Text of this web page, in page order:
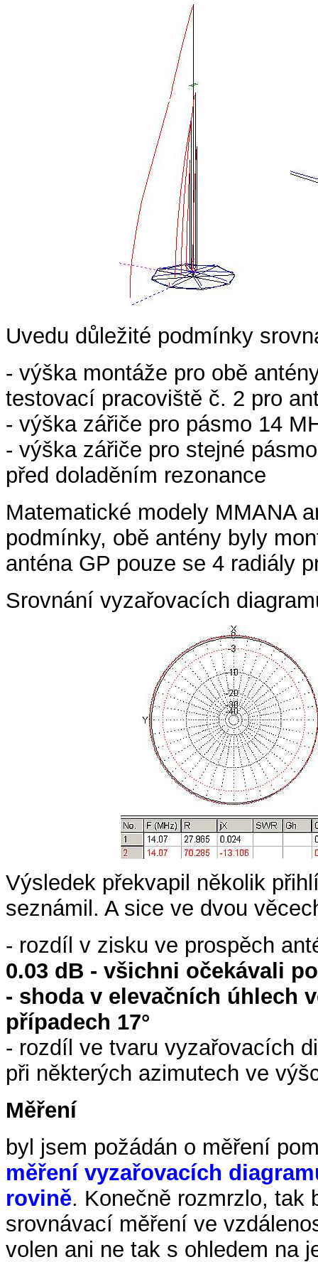
Uvedu důležité podmínky
- výška montáže pro obě
testovací pracoviště č. 2 pro
- výška zářiče pro pásmo 14
- výška zářiče pro stejné
před doladěním rezonance
Matematické modely MMANA
podmínky, obě antény byly
anténa GP pouze se 4 radiály
Srovnání vyzařovacích
Výsledek překvapil několik
seznámil. A sice ve dvou
- rozdíl v zisku ve prospěch
0.03 dB - všichni očekávali
- shoda v elevačních úhlech
případech 17°
- rozdíl ve tvaru vyzařovacích
při některých azimutech ve
Měření
byl jsem požádán o měření
měření vyzařovacích
rovině. Konečně rozmrzlo, tak
srovnávací měření ve
volen ani ne tak s ohledem na